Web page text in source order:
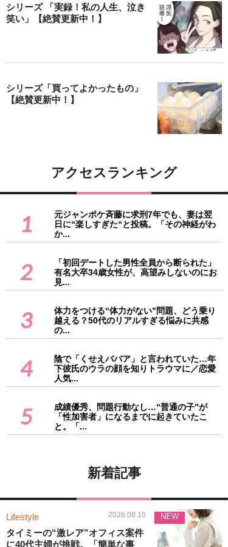
シリーズ 「実録！私の人生、泣き
笑い」【絶賛更新中！】
シリーズ「買ってよかったもの」
【絶賛更新中！】
アクセスランキング
1
元ジャンポケ斉藤に求刑7年でも、妻は翌
日に“楽しすぎた“と投稿。「その神経がわ
か...
2
「初回デートした男性全員から断られた」
有名大卒34歳女性が、高望みしないのにお
見...
3
体力をつける“体力がない”問題、どう乗り
越える？50代のリアルすぎる悩みに共感
の...
4
陰で「くせえババア」と言われていた…年
下彼氏のウラの顔を知りトラウマに／恋愛
人気...
5
成績優秀、問題行動なし…“普通の子”が
「性加害者」になるまでに起きていたこ
と。「...
新着記事
Lifestyle 2026.08.10
タイミーの“激レア”オフィス案件
に40代主婦が挑戦。「簡単な事
NEW